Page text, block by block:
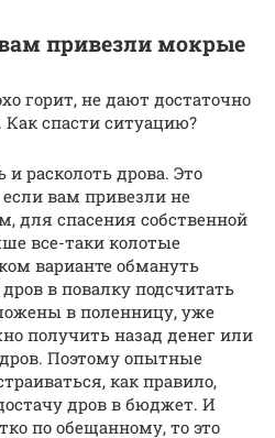
привезли мокрые
горит, не дают достаточно
спасти ситуацию?
и расколоть дрова. Это
вам привезли не
для спасения собственной
все-таки колотые
варианте обмануть
в повалку подсчитать
в поленницу, уже
получить назад денег или
Поэтому опытные
как правило,
дров в бюджет. И
по обещанному, то это